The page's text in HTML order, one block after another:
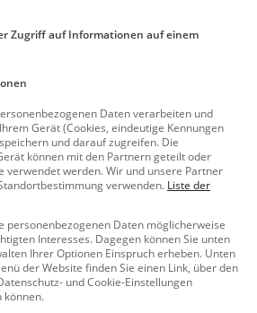
wie Parkbad
Adelssitz in Ehingen (Donau)
Ehingen
(Donau)
Familie &
Kinder, Sehe
nswürdigkeit
Schloss Erbach
Erbach
Familie &
Kinder, Sehe
nswürdigkeit
Badesee Sonntagssee
Zugriff auf Informationen auf einem
Daten verarbeiten und
Gerät (Cookies, eindeutige Kennungen
und darauf zugreifen. Die
können mit den Partnern geteilt oder
verwendet werden. Wir und unsere Partner
verwenden. Liste der
personenbezogenen Daten möglicherweise
Interesses. Dagegen können Sie unten
Ihrer Optionen Einspruch erheben. Unten
der Website finden Sie einen Link, über den
und Cookie-Einstellungen
können.